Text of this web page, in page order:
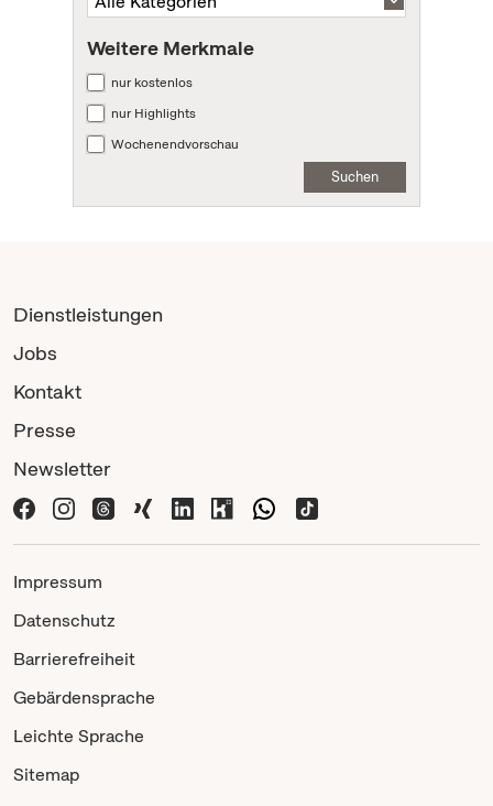
Weitere Merkmale
nur kostenlos
nur Highlights
Wochenendvorschau
Suchen
Dienstleistungen
Jobs
Kontakt
Presse
Newsletter
Impressum
Datenschutz
Barrierefreiheit
Gebärdensprache
Leichte Sprache
Sitemap